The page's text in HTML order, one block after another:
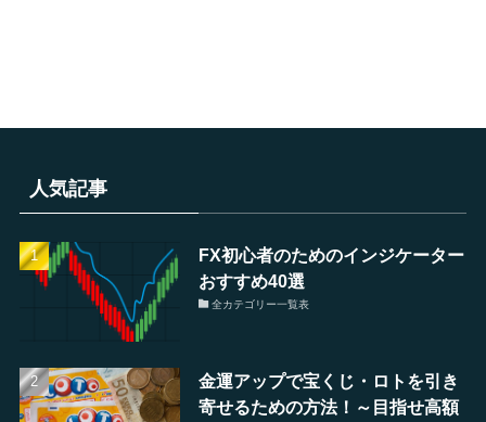
人気記事
FX初心者のためのインジケーター
おすすめ40選
全カテゴリー一覧表
金運アップで宝くじ・ロトを引き
寄せるための方法！～目指せ高額